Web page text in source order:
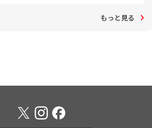
もっと見る